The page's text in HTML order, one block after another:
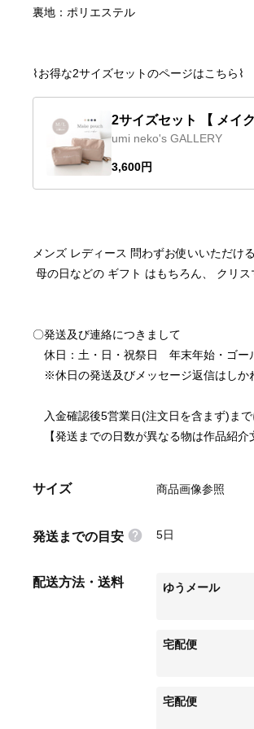
裏地：ポリエステル
⌇お得な2サイズセットのページはこちら⌇
2サイズセット 【 メイ
メ ポーチ 化粧ポーチ
umi neko's GALLERY
3,600円
メンズ レディース 問わずお使いいただけ
母の日などの ギフト はもちろん、 クリ
〇発送及び連絡につきまして
休日：土・日・祝祭日　年末年始・ゴー
※休日の発送及びメッセージ返信はしか
入金確認後5営業日(注文日を含まず)まで
【発送までの日数が異なる物は作品紹介
サイズ 商品画像参照
発送までの目安 5日
配送方法・送料 ゆうメール
宅配便
宅配便